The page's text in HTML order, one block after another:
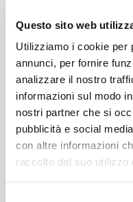
Questo sito web
Utilizziamo i cookie per
annunci, per fornire
analizzare il nostro
informazioni sul modo
nostri partner che si
pubblicità e social
con altre informazioni
raccolto dal suo utilizzo
1 Tritsch-Tratsch-
Gerald Wirth
Wien
Formati disponibili: